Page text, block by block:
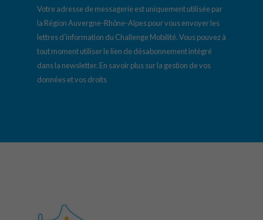
Votre adresse de messagerie est uniquement utilisée par
la Région Auvergne-Rhône-Alpes pour vous envoyer les
lettres d’information du Challenge Mobilité. Vous pouvez à
tout moment utiliser le lien de désabonnement intégré
dans la newsletter. En savoir plus sur la gestion de vos
données et vos droits